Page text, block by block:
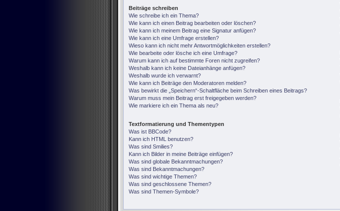
Beiträge schreiben
Wie schreibe ich ein Thema?
Wie kann ich einen Beitrag bearbeiten oder löschen?
Wie kann ich meinem Beitrag eine Signatur anfügen?
Wie kann ich eine Umfrage erstellen?
Wieso kann ich nicht mehr Antwortmöglichkeiten erstellen?
Wie bearbeite oder lösche ich eine Umfrage?
Warum kann ich auf bestimmte Foren nicht zugreifen?
Weshalb kann ich keine Dateianhänge anfügen?
Weshalb wurde ich verwarnt?
Wie kann ich Beiträge den Moderatoren melden?
Was bewirkt die „Speichern“-Schaltfläche beim Schreiben eines Beitrags?
Warum muss mein Beitrag erst freigegeben werden?
Wie markiere ich ein Thema als neu?
Textformatierung und Thementypen
Was ist BBCode?
Kann ich HTML benutzen?
Was sind Smilies?
Kann ich Bilder in meine Beiträge einfügen?
Was sind globale Bekanntmachungen?
Was sind Bekanntmachungen?
Was sind wichtige Themen?
Was sind geschlossene Themen?
Was sind Themen-Symbole?